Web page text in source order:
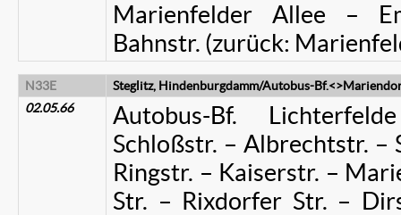
Marienfelder Allee –
Bahnstr. (zurück:
N33E
Steglitz, Hindenburgdamm/Autobus-
02.05.66
Autobus-Bf.
Schloßstr. – Albrechtstr.
Ringstr. – Kaiserstr. –
Str. – Rixdorfer Str. –